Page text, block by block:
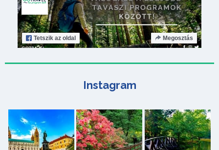
Tetszik az oldal Megosztás
Instagram